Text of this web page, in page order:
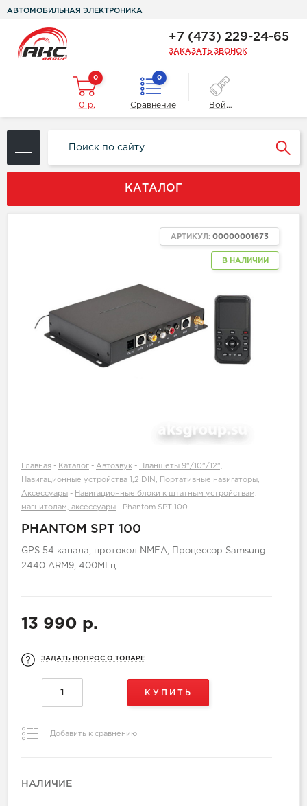
АВТОМОБИЛЬНАЯ ЭЛЕКТРОНИКА
+7 (473) 229-24-65
ЗАКАЗАТЬ ЗВОНОК
0
0 р.
0
Сравнение Войти
КАТАЛОГ
В НАЛИЧИИ
АРТИКУЛ: 00000001673
Главная - Каталог - Автозвук -
Планшеты 9"/10"/12",
Навигационные устройства 1,2 DIN, Портативные навигаторы,
Аксессуары - Навигационные блоки к штатным устройствам,
магнитолам, аксессуары - Phantom SPT 100
PHANTOM SPT 100
GPS 54 канала, протокол NMEA, Процессор Samsung
2440 ARM9, 400MГц
13 990 р.
ЗАДАТЬ ВОПРОС О ТОВАРЕ
КУПИТЬ
Добавить к сравнению
НАЛИЧИЕ